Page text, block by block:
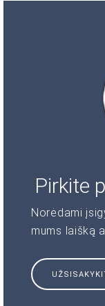
Pirkite
Norėdami
mums laišką